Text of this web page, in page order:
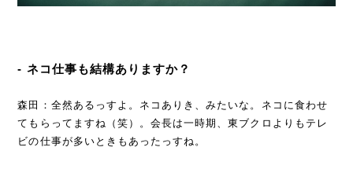
- ネコ仕事も結構ありますか？
森田：全然あるっすよ。ネコありき、みたいな。ネコに食わせ
てもらってますね（笑）。会長は一時期、東ブクロよりもテレ
ビの仕事が多いときもあったっすね。